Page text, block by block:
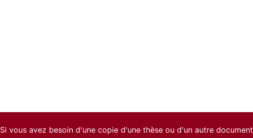
Si vous avez besoin d'une copie d'une thèse ou d'un autre